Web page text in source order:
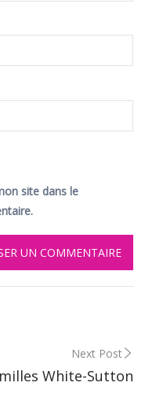
site dans le
Next Post
White-Sutton